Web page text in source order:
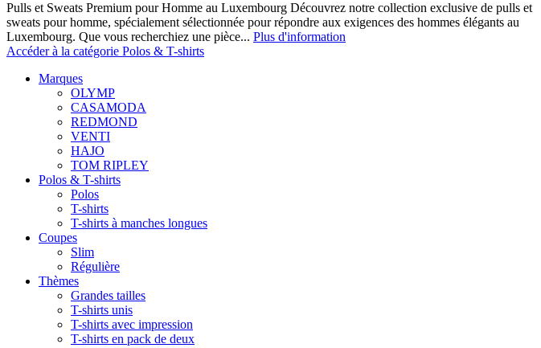
Pulls et Sweats Premium pour Homme au Luxembourg Découvrez notre collection exclusive de pulls et
sweats pour homme, spécialement sélectionnée pour répondre aux exigences des hommes élégants au
Luxembourg. Que vous recherchiez une pièce... Plus d'information
Accéder à la catégorie Polos & T-shirts
Marques
OLYMP
CASAMODA
REDMOND
VENTI
HAJO
TOM RIPLEY
Polos & T-shirts
Polos
T-shirts
T-shirts à manches longues
Coupes
Slim
Régulière
Thèmes
Grandes tailles
T-shirts unis
T-shirts avec impression
T-shirts en pack de deux